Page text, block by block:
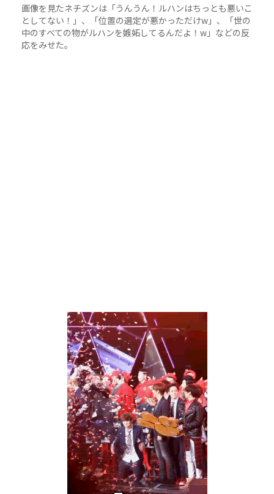
画像を見たネチズンは「うんうん！ルハンはちっとも悪いこ
としてない！」、「位置の選定が悪かっただけw」、「世の
中のすべての物がルハンを嫉妬してるんだよ！w」などの反
応をみせた。